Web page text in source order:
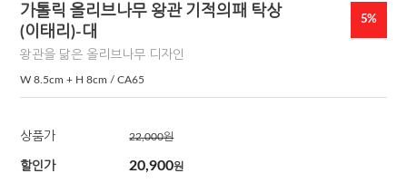
가톨릭 올리브나무 왕관 기적의패 탁상
(이태리)-대
왕관을 닮은 올리브나무 디자인
W 8.5cm + H 8cm / CA65
5%
상품가 22,000원
할인가 20,900원